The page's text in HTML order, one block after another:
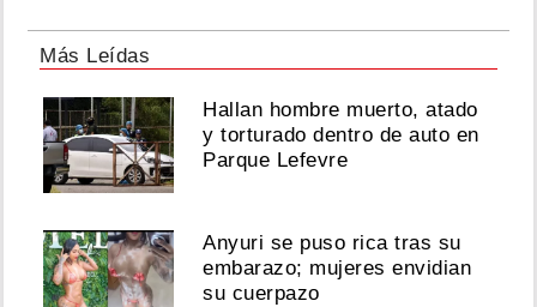
Más Leídas
Hallan hombre muerto, atado
y torturado dentro de auto en
Parque Lefevre
Anyuri se puso rica tras su
embarazo; mujeres envidian
su cuerpazo